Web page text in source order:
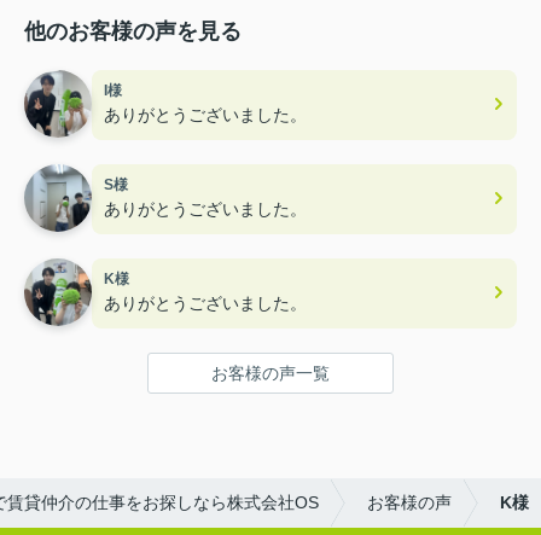
他のお客様の声を見る
I様
ありがとうございました。
S様
ありがとうございました。
K様
ありがとうございました。
お客様の声一覧
賃貸仲介の仕事をお探しなら株式会社OS お客様の声 K様